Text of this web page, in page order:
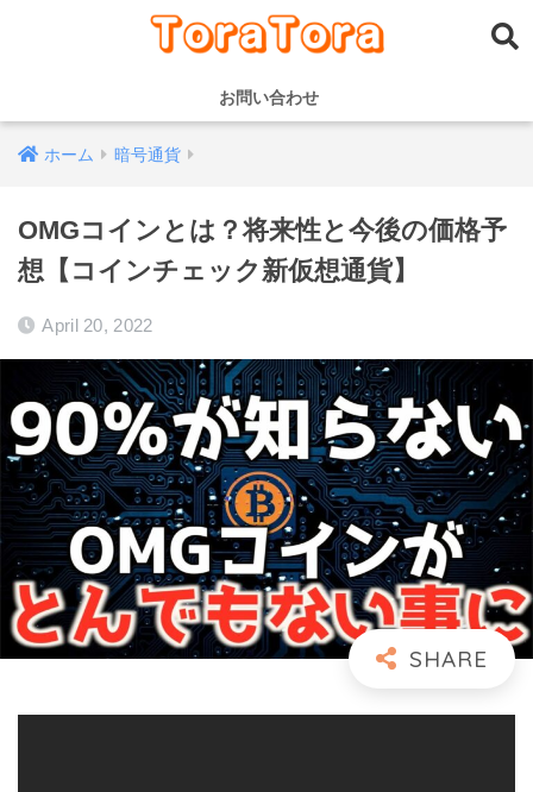
お問い合わせ
ホーム 暗号通貨
OMGコインとは？将来性と今後の価格予
想【コインチェック新仮想通貨】
April 20, 2022